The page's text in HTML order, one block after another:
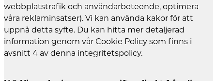
webbplatstrafik och användarbeteende, optimera
våra reklaminsatser). Vi kan använda kakor för att
uppnå detta syfte. Du kan hitta mer detaljerad
information genom vår Cookie Policy som finns i
avsnitt 4 av denna integritetspolicy.